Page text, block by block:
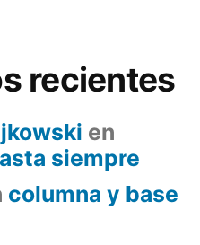
recientes
en
siempre
columna y base